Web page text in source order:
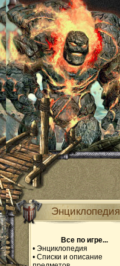
Энциклопедия
Все по игре...
• Энциклопедия
• Списки и описание